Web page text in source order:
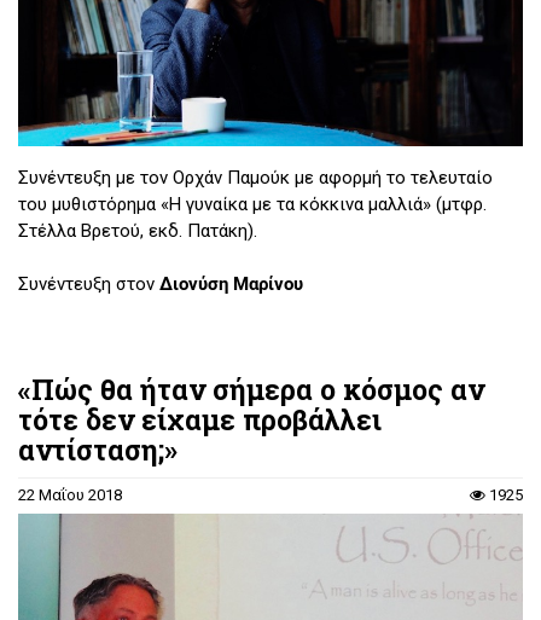
Συνέντευξη με τον Ορχάν Παμούκ με αφορμή το τελευταίο
του μυθιστόρημα «Η γυναίκα με τα κόκκινα μαλλιά» (μτφρ.
Στέλλα Βρετού, εκδ. Πατάκη).
Συνέντευξη στον Διονύση Μαρίνου
«Πώς θα ήταν σήμερα ο κόσμος αν
τότε δεν είχαμε προβάλλει
αντίσταση;»
22 Μαΐου 2018 1925